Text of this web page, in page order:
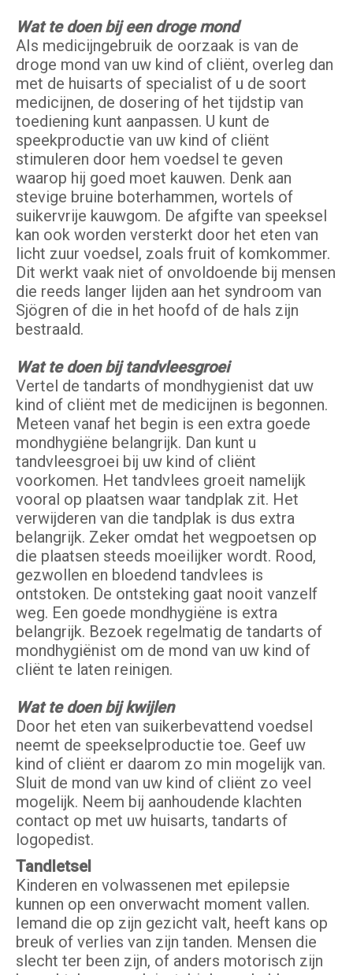
Wat te doen bij een droge mond
AIs medicijngebruik de oorzaak is van de
droge mond van uw kind of cliënt, overleg dan
met de huisarts of specialist of u de soort
medicijnen, de dosering of het tijdstip van
toediening kunt aanpassen. U kunt de
speekproductie van uw kind of cliënt
stimuleren door hem voedsel te geven
waarop hij goed moet kauwen. Denk aan
stevige bruine boterhammen, wortels of
suikervrije kauwgom. De afgifte van speeksel
kan ook worden versterkt door het eten van
licht zuur voedsel, zoals fruit of komkommer.
Dit werkt vaak niet of onvoldoende bij mensen
die reeds langer lijden aan het syndroom van
Sjögren of die in het hoofd of de hals zijn
bestraald.
Wat te doen bij tandvleesgroei
Vertel de tandarts of mondhygienist dat uw
kind of cliënt met de medicijnen is begonnen.
Meteen vanaf het begin is een extra goede
mondhygiëne belangrijk. Dan kunt u
tandvleesgroei bij uw kind of cliënt
voorkomen. Het tandvlees groeit namelijk
vooral op plaatsen waar tandplak zit. Het
verwijderen van die tandplak is dus extra
belangrijk. Zeker omdat het wegpoetsen op
die plaatsen steeds moeilijker wordt. Rood,
gezwollen en bloedend tandvlees is
ontstoken. De ontsteking gaat nooit vanzelf
weg. Een goede mondhygiëne is extra
belangrijk. Bezoek regelmatig de tandarts of
mondhygiënist om de mond van uw kind of
cliënt te laten reinigen.
Wat te doen bij kwijlen
Door het eten van suikerbevattend voedsel
neemt de speekselproductie toe. Geef uw
kind of cliënt er daarom zo min mogelijk van.
Sluit de mond van uw kind of cliënt zo veel
mogelijk. Neem bij aanhoudende klachten
contact op met uw huisarts, tandarts of
logopedist.
Tandletsel
Kinderen en volwassenen met epilepsie
kunnen op een onverwacht moment vallen.
Iemand die op zijn gezicht valt, heeft kans op
breuk of verlies van zijn tanden. Mensen die
slecht ter been zijn, of anders motorisch zijn